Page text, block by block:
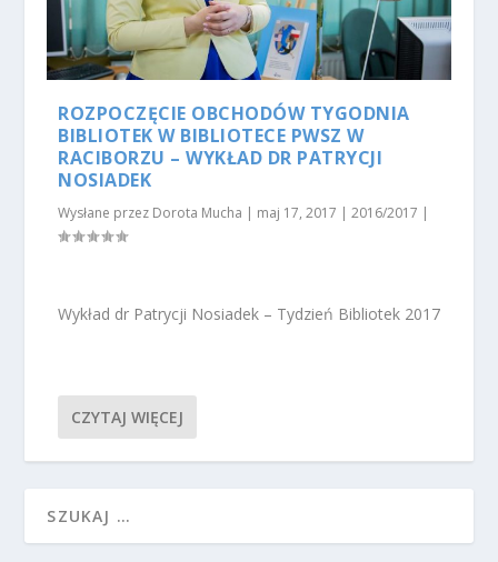
ROZPOCZĘCIE OBCHODÓW TYGODNIA
BIBLIOTEK W BIBLIOTECE PWSZ W
RACIBORZU – WYKŁAD DR PATRYCJI
NOSIADEK
Wysłane przez Dorota Mucha maj 17, 2017 |2016/2017
Wykład dr Patrycji Nosiadek – Tydzień Bibliotek 2017
CZYTAJ WIĘCEJ